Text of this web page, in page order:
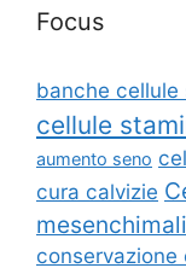
Focus
banche cellule
cellule
aumento seno
cura calvizie
mesenchimali